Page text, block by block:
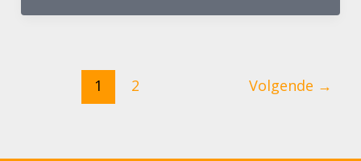
1 2 Volgende →